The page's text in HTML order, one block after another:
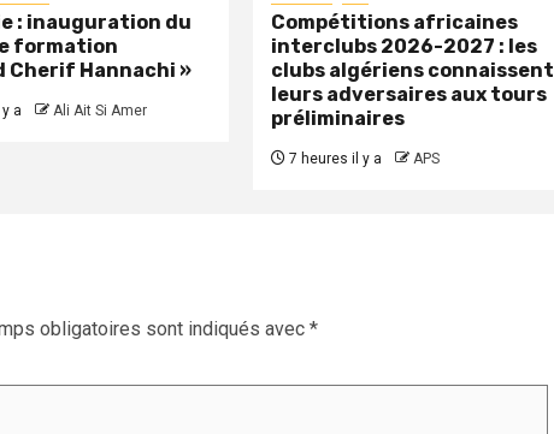
: inauguration du
formation
Cherif Hannachi »
a Ali Ait Si Amer
Compétitions africaines
interclubs 2026-2027 : les
clubs algériens connaissent
leurs adversaires aux tours
préliminaires
7 heures il y a APS
obligatoires sont indiqués avec *